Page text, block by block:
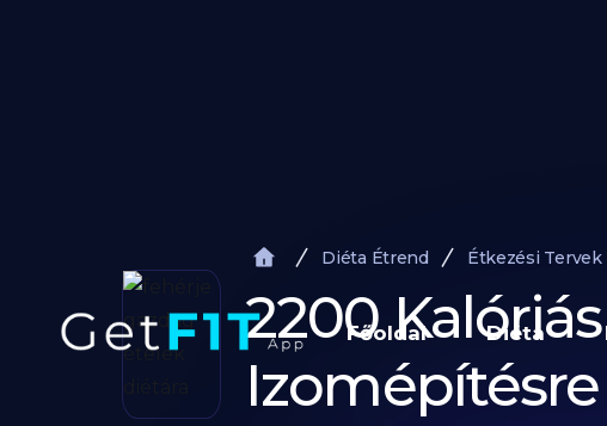
Főoldal Diéta
Diéta Étrend Étkezési Tervek
2200